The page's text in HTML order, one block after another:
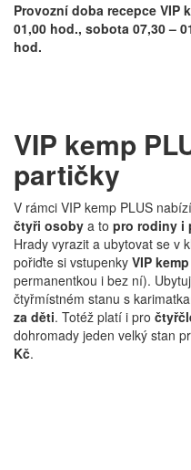
Provozní doba recepce VIP
01,00 hod., sobota 07,30 –
hod.
VIP kemp
partičky
V rámci VIP kemp PLUS
čtyři osoby a to pro rodiny i
Hrady vyrazit a ubytovat se v
pořiďte si vstupenky VIP
permanentkou i bez ní).
čtyřmístném stanu s
za děti. Totéž platí i pro
dohromady jeden velký stan
Kč.